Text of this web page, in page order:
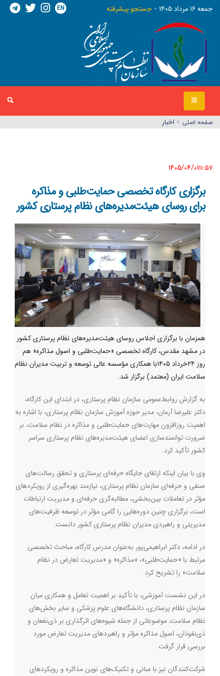
جمعه ١٦ مرداد ١٤٠٥ جستجو پیشرفته EN
صفحه اصلي > اخبار
1405/04/01١١:٥٧
برگزاری کارگاه تخصصی حمایت‌طلبی و مذاکره
برای روسای هیئت‌مدیره‌های نظام پرستاری کشور
همزمان با برگزاری اجلاس روسای هیئت‌مدیره‌های نظام پرستاری کشور
در مشهد مقدس، کارگاه تخصصی «حمایت‌طلبی و اصول مذاکره» هم
روز ۲۴خرداد ۱۴۰۵با همکاری مؤسسه عالی توسعه و تربیت مدیران نظام
سلامت ایران (معتمد) برگزار شد.
به گزارش روابط‌عمومی سازمان نظام پرستاری، در ابتدای این کارگاه،
دکتر علیرضا آرمان، مدیر حوزه آموزش سازمان نظام پرستاری، با اشاره به
اهمیت روزافزون مهارت‌های حمایت‌طلبی و مذاکره در نظام سلامت، بر
ضرورت توانمندسازی اعضای هیئت‌مدیره‌های نظام پرستاری سراسر
کشور تأکید کرد.
وی با بیان اینکه ارتقای جایگاه حرفه‌ای پرستاری و تحقق رسالت‌های
صنفی و حرفه‌ای سازمان نظام پرستاری، نیازمند بهره‌گیری از رویکردهای
مؤثر در تعاملات بین‌بخشی، مطالبه‌گری حرفه‌ای و مدیریت ارتباطات
است، برگزاری چنین دوره‌هایی را گامی مؤثر در توسعه ظرفیت‌های
مدیریتی و راهبردی مدیران نظام پرستاری کشور دانست.
در ادامه، دکتر ابراهیمی‌پور به‌عنوان مدرس کارگاه، مباحث تخصصی
مرتبط با «حمایت‌طلبی»، «مذاکره» و «مدیریت تعارض در نظام
سلامت» را تشریح کرد.
در این نشست آموزشی، با تأکید بر اهمیت تعامل و همکاری میان
سازمان نظام پرستاری، دانشگاه‌های علوم پزشکی و سایر بخش‌های
نظام سلامت، موضوعاتی از جمله شیوه‌های اثرگذاری بر ذی‌نفعان و
ذی‌نفوذان، اصول مذاکره مؤثر و راهبردهای مدیریت تعارض مورد
بررسی قرار گرفت.
شرکت‌کنندگان نیز با مبانی و تکنیک‌های نوین مذاکره و رویکردهای